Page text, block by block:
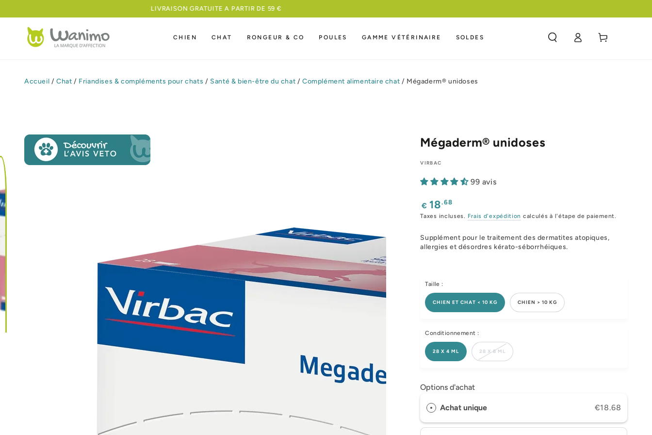
MEILLEURE NOURRITURE A UN PRIX COMPETITIF
CHIEN CHAT RONGEUR & CO POULES GAMME VÉTÉRINAIRE SOLDES Connexion Panier
Accueil / Chat / Friandises & compléments pour chats / Santé & bien-être du chat / Complément alimentaire chat / Mégaderm® unidoses
SUR LE PRODUIT
Mégaderm® unidoses
VIRBAC
99 avis
Prix
normal
€ 18.68
Taxes incluses. Frais d'expédition calculés à l'étape de paiement.
Supplément pour le traitement des dermatites atopiques,
allergies et désordres kérato-séborrhéiques.
Taille :
CHIEN ET CHAT < 10 KG CHIEN > 10 KG
Conditionnement :
28 X 4 ML 28 X 8 ML
Options d'achat
Achat unique €18.68